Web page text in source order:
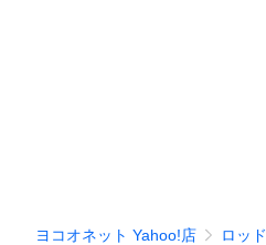
ヨコオネット Yahoo!店 ロッド